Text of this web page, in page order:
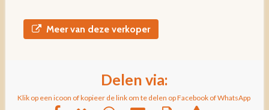
Meer van deze verkoper
Delen via:
Klik op een icoon of kopieer de link om te delen op Facebook of WhatsApp